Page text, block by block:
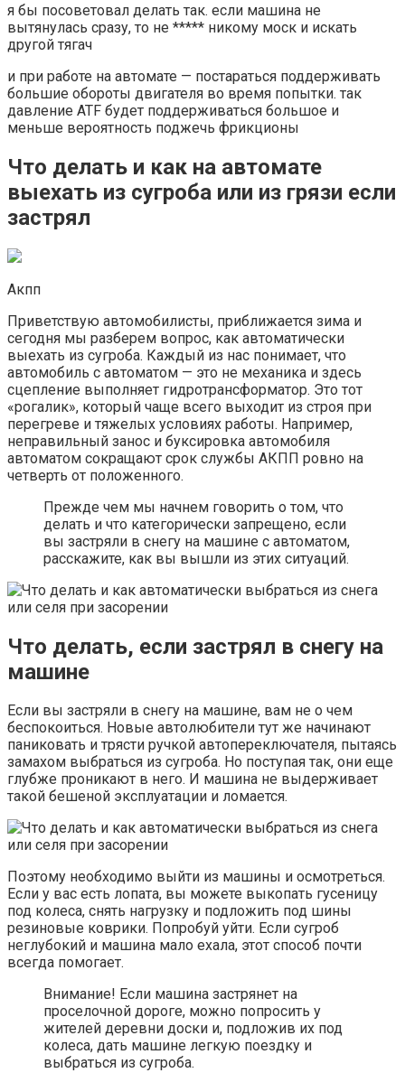
я бы посоветовал делать так. если машина не
вытянулась сразу, то не ***** никому моск и искать
другой тягач
и при работе на автомате — постараться поддерживать
большие обороты двигателя во время попытки. так
давление ATF будет поддерживаться большое и
меньше вероятность поджечь фрикционы
Что делать и как на автомате
выехать из сугроба или из грязи если
застрял
Акпп
Приветствую автомобилисты, приближается зима и
сегодня мы разберем вопрос, как автоматически
выехать из сугроба. Каждый из нас понимает, что
автомобиль с автоматом — это не механика и здесь
сцепление выполняет гидротрансформатор. Это тот
«рогалик», который чаще всего выходит из строя при
перегреве и тяжелых условиях работы. Например,
неправильный занос и буксировка автомобиля
автоматом сокращают срок службы АКПП ровно на
четверть от положенного.
Прежде чем мы начнем говорить о том, что
делать и что категорически запрещено, если
вы застряли в снегу на машине с автоматом,
расскажите, как вы вышли из этих ситуаций.
Что делать, если застрял в снегу на
машине
Если вы застряли в снегу на машине, вам не о чем
беспокоиться. Новые автолюбители тут же начинают
паниковать и трясти ручкой автопереключателя, пытаясь
замахом выбраться из сугроба. Но поступая так, они еще
глубже проникают в него. И машина не выдерживает
такой бешеной эксплуатации и ломается.
Поэтому необходимо выйти из машины и осмотреться.
Если у вас есть лопата, вы можете выкопать гусеницу
под колеса, снять нагрузку и подложить под шины
резиновые коврики. Попробуй уйти. Если сугроб
неглубокий и машина мало ехала, этот способ почти
всегда помогает.
Внимание! Если машина застрянет на
проселочной дороге, можно попросить у
жителей деревни доски и, подложив их под
колеса, дать машине легкую поездку и
выбраться из сугроба.